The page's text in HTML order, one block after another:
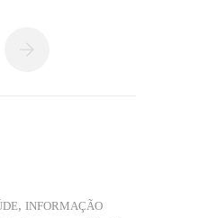
p
, INFORMAÇÃO